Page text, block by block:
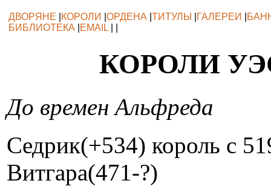
ДВОРЯНЕ КОРОЛИ ОРДЕНА ТИТУЛЫ ГАЛЕРЕИ
БИБЛИОТЕКА
EMAIL
КОРОЛИ
До времен Альфреда
Седрик(+534) король с
Витгара(471-?)